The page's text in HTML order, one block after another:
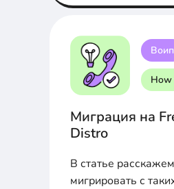
регистрацией его
Воип
Миграция на
Distro
В статье
мигрировать с